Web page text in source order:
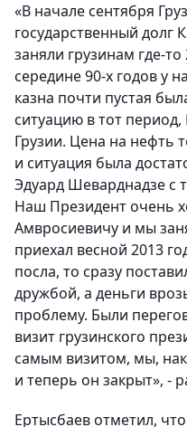
«В начале сентября
государственный долг
заняли грузинам где-
середине 90-х годов у
казна почти пустая
ситуацию в тот
Грузии. Цена на нефть
и ситуация была
Эдуард Шеварднадзе с
Наш Президент очень
Амвросиевичу и мы
приехал весной 2013
посла, то сразу
дружбой, а деньги
проблему. Были
визит грузинского
самым визитом, мы,
и теперь он закрыт», -
Ертысбаев отметил,